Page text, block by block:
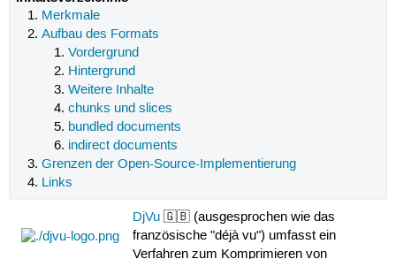
Merkmale
Aufbau des Formats
Vordergrund
Hintergrund
Weitere Inhalte
chunks und slices
bundled documents
indirect documents
Grenzen der Open-Source-Implementierung
Links
DjVu 🇬🇧 (ausgesprochen wie das
französische "déjà vu") umfasst ein
Verfahren zum Komprimieren von